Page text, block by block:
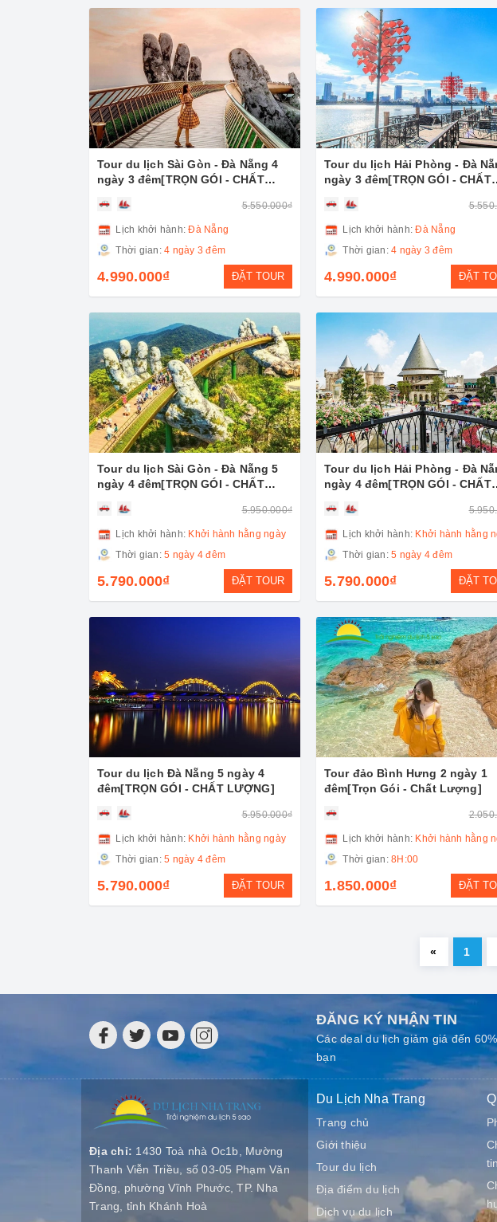
Tour du lịch Sài Gòn - Đà Nẵng 4
ngày 3 đêm[TRỌN GÓI - CHẤT
5.550.000₫
Lịch khởi hành:Đà Nẵng
Thời gian: 4 ngày 3 đêm
4.990.000₫ ĐẶT TOUR
Tour du lịch Hải Phòng - Đà
ngày 3 đêm[TRỌN GÓI - CHẤT
Lịch khởi hành:Đà Nẵng
Thời gian: 4 ngày 3 đêm
4.990.000₫ ĐẶT
Tour du lịch Sài Gòn - Đà Nẵng 5
ngày 4 đêm[TRỌN GÓI - CHẤT
5.950.000₫
Lịch khởi hành: Khởi hành hằng ngày
Thời gian: 5 ngày 4 đêm
5.790.000₫ ĐẶT TOUR
Tour du lịch Hải Phòng - Đà
ngày 4 đêm[TRỌN GÓI - CHẤT
Lịch khởi hành: Khởi hành hằng
Thời gian: 5 ngày 4 đêm
5.790.000₫ ĐẶT
Tour du lịch Đà Nẵng 5 ngày 4
đêm[TRỌN GÓI - CHẤT LƯỢNG]
5.950.000₫
Lịch khởi hành: Khởi hành hằng ngày
Thời gian: 5 ngày 4 đêm
5.790.000₫ ĐẶT TOUR
Tour đảo Bình Hưng 2 ngày 1
đêm[Trọn Gói - Chất Lượng]
Lịch khởi hành: Khởi hành hằng
Thời gian: 8H:00
1.850.000₫ ĐẶT
« 1
ĐĂNG KÝ NHẬN TIN
Các deal du lịch giảm giá đến
bạn
Địa chỉ: 1430 Toà nhà Oc1b, Mường
Thanh Viễn Triều, số 03-05 Phạm Văn
Đồng, phường Vĩnh Phước, TP. Nha
Trang, tỉnh Khánh Hoà
Du Lịch Nha Trang
Trang chủ
Giới thiệu
Tour du lịch
Địa điểm du lịch
Dịch vụ du lịch
tin